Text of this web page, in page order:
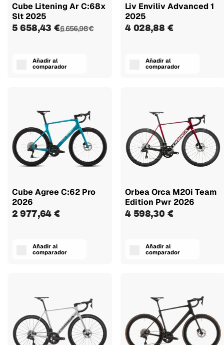
Cube Litening Ar C:68x
Slt 2025
5 658,43 €6 656,98 €
Añadir al
comparador
Liv Enviliv Advanced 1
2025
4 028,88 €
Añadir al
comparador
Cube Agree C:62 Pro
2026
2 977,64 €
Añadir al
comparador
Orbea Orca M20i Team
Edition Pwr 2026
4 598,30 €
Añadir al
comparador